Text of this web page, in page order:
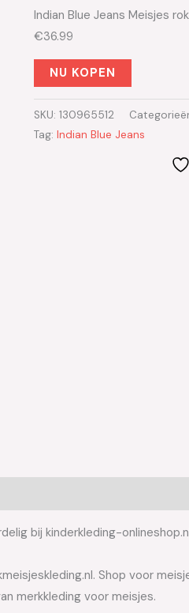
Indian Blue Jeans Meisjes
€36.99
NU KOPEN
SKU: 130965512
Tag: Indian Blue Jeans
bij kinderkleding-
Shop voor
merkkleding voor meisjes.